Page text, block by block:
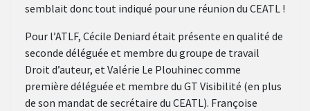
semblait donc tout indiqué pour une réunion du CEATL !
Pour l’ATLF, Cécile Deniard était présente en qualité de
seconde déléguée et membre du groupe de travail
Droit d’auteur, et Valérie Le Plouhinec comme
première déléguée et membre du GT Visibilité (en plus
de son mandat de secrétaire du CEATL). Françoise